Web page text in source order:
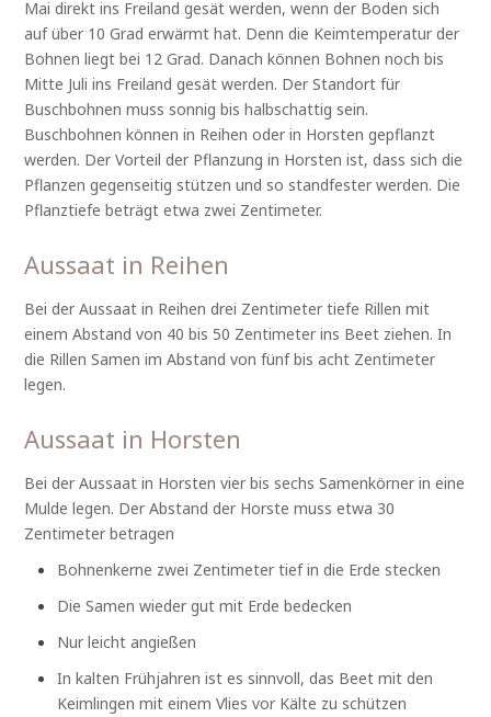
Mai direkt ins Freiland gesät werden, wenn der Boden sich
auf über 10 Grad erwärmt hat. Denn die Keimtemperatur der
Bohnen liegt bei 12 Grad. Danach können Bohnen noch bis
Mitte Juli ins Freiland gesät werden. Der Standort für
Buschbohnen muss sonnig bis halbschattig sein.
Buschbohnen können in Reihen oder in Horsten gepflanzt
werden. Der Vorteil der Pflanzung in Horsten ist, dass sich die
Pflanzen gegenseitig stützen und so standfester werden. Die
Pflanztiefe beträgt etwa zwei Zentimeter.
Aussaat in Reihen
Bei der Aussaat in Reihen drei Zentimeter tiefe Rillen mit
einem Abstand von 40 bis 50 Zentimeter ins Beet ziehen. In
die Rillen Samen im Abstand von fünf bis acht Zentimeter
legen.
Aussaat in Horsten
Bei der Aussaat in Horsten vier bis sechs Samenkörner in eine
Mulde legen. Der Abstand der Horste muss etwa 30
Zentimeter betragen
Bohnenkerne zwei Zentimeter tief in die Erde stecken
Die Samen wieder gut mit Erde bedecken
Nur leicht angießen
In kalten Frühjahren ist es sinnvoll, das Beet mit den
Keimlingen mit einem Vlies vor Kälte zu schützen